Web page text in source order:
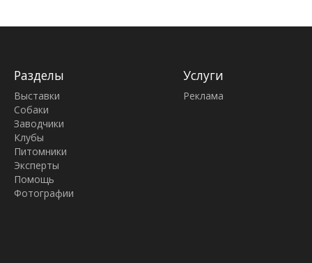
Разделы
Выставки
Собаки
Заводчики
Клубы
Питомники
Эксперты
Помощь
Фотографии
Услуги
Реклама